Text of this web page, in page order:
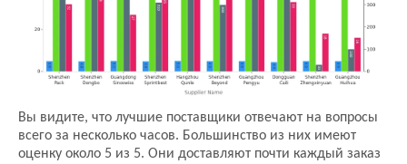
Вы видите, что лучшие поставщики отвечают на вопросы
всего за несколько часов. Большинство из них имеют
оценку около 5 из 5. Они доставляют почти каждый заказ